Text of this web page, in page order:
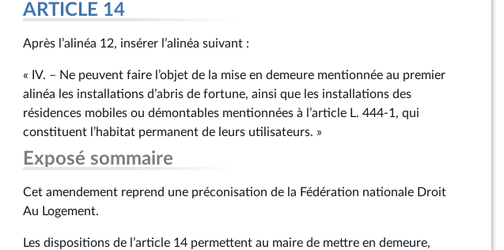
14 novembre 2019
14 novembre 2019
14 novembre 2019
14 novembre 2019
13 novembre 2019
ARTICLE 14
Après l’alinéa 12, insérer l’alinéa suivant :
« IV. – Ne peuvent faire l’objet de la mise en demeure mentionnée au premier
alinéa les installations d’abris de fortune, ainsi que les installations des
résidences mobiles ou démontables mentionnées à l’article L. 444‑1, qui
constituent l’habitat permanent de leurs utilisateurs. »
Exposé sommaire
Cet amendement reprend une préconisation de la Fédération nationale Droit
Au Logement.
Les dispositions de l’article 14 permettent au maire de mettre en demeure,